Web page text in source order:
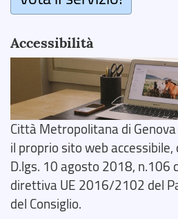
Accessibilità
Città Metropolitana di
il proprio sito web
D.lgs. 10 agosto 2018, n.106
direttiva UE 2016/2102 del
del Consiglio.